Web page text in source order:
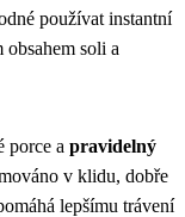
používat instantní
soli a
porce a pravidelný
v klidu, dobře
lepšímu trávení